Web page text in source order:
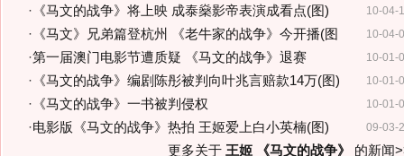
10-04-
· 《马文的战争》将上映 成泰燊影帝表演成看点(图)
10-04-
· 《马文》兄弟篇登杭州 《老牛家的战争》今开播(图
10-01-
·第一届澳门电影节遭质疑 《马文的战争》退赛
10-01-
· 《马文的战争》编剧陈彤被判向叶兆言赔款14万(图)
10-01-
· 《马文的战争》一书被判侵权
09-03-
·电影版《马文的战争》热拍 王姬爱上白小英楠(图)
更多关于 王姬 《马文的战争》 的新闻